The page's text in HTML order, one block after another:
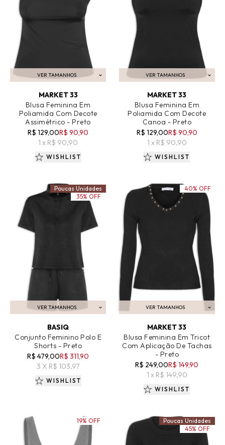
VER TAMANHOS
ADICIONAR AO CARRINHO
MARKET 33
Blusa Feminina Em
Poliamida Com Decote
Assimétrico - Preto
R$ 129,00R$ 90,90
1 x R$ 90,90
WISHLIST
VER TAMANHOS
ADICIONAR AO CARRINHO
MARKET 33
Blusa Feminina Em
Poliamida Com Decote
Canoa - Preto
R$ 129,00R$ 90,90
1 x R$ 90,90
WISHLIST
VER TAMANHOS
ADICIONAR AO CARRINHO
BASIQ
Conjunto Feminino Polo E
Shorts - Preto
R$ 479,00R$ 311,90
3 X R$ 103,97
Poucas Unidades
35% OFF
WISHLIST
VER TAMANHOS
ADICIONAR AO CARRINHO
MARKET 33
Blusa Feminina Em Tricot
Com Aplicação De Tachas
- Preto
R$ 249,00R$ 149,90
1 x R$ 149,90
40% OFF
WISHLIST
19% OFF
Poucas Unidades
45% OFF